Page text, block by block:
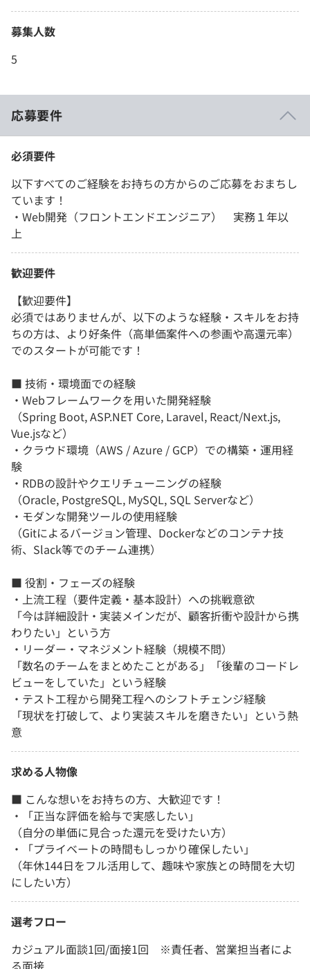
募集人数
5
応募要件
必須要件
以下すべてのご経験をお持ちの方からのご応募をおまちし
ています！
・Web開発（フロントエンドエンジニア） 実務１年以
上
歓迎要件
【歓迎要件】
必須ではありませんが、以下のような経験・スキルをお持
ちの方は、より好条件（高単価案件への参画や高還元率）
でのスタートが可能です！
■ 技術・環境面での経験
・Webフレームワークを用いた開発経験
（Spring Boot, ASP.NET Core, Laravel, React/Next.js,
Vue.jsなど）
・クラウド環境（AWS / Azure / GCP）での構築・運用経
験
・RDBの設計やクエリチューニングの経験
（Oracle, PostgreSQL, MySQL, SQL Serverなど）
・モダンな開発ツールの使用経験
（Gitによるバージョン管理、Dockerなどのコンテナ技
術、Slack等でのチーム連携）
■ 役割・フェーズの経験
・上流工程（要件定義・基本設計）への挑戦意欲
「今は詳細設計・実装メインだが、顧客折衝や設計から携
わりたい」という方
・リーダー・マネジメント経験（規模不問）
「数名のチームをまとめたことがある」「後輩のコードレ
ビューをしていた」という経験
・テスト工程から開発工程へのシフトチェンジ経験
「現状を打破して、より実装スキルを磨きたい」という熱
意
求める人物像
■ こんな想いをお持ちの方、大歓迎です！
・「正当な評価を給与で実感したい」
（自分の単価に見合った還元を受けたい方）
・「プライベートの時間もしっかり確保したい」
（年休144日をフル活用して、趣味や家族との時間を大切
にしたい方）
選考フロー
カジュアル面談1回/面接1回 ※責任者、営業担当者によ